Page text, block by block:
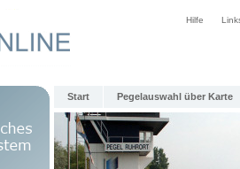
Hilfe
Start Pegelauswahl über Karte